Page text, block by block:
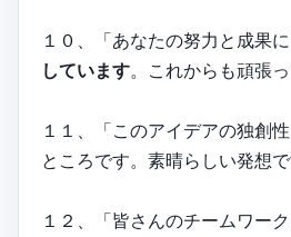
１０、「あなたの努力と成果
しています。これからも頑張
１１、「このアイデアの独創
ところです。素晴らしい発想で
１２、「皆さんのチームワー